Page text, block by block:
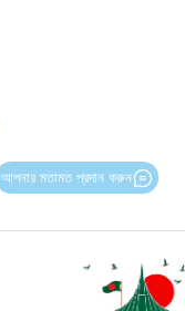
আপনার মতামত প্রদান করুন